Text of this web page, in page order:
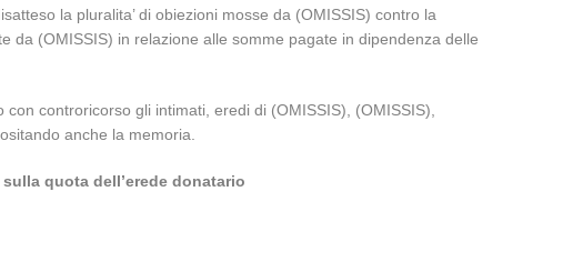
la pluralita’ di obiezioni mosse da (OMISSIS) contro la
da (OMISSIS) in relazione alle somme pagate in dipendenza delle
controricorso gli intimati, eredi di (OMISSIS), (OMISSIS),
anche la memoria.
quota dell’erede donatario